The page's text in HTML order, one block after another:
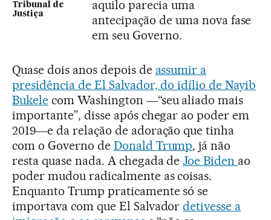
Tribunal de
Justiça
aquilo parecia uma
antecipação de uma nova fase
em seu Governo.
Quase dois anos depois de assumir a
presidência de El Salvador, do idílio de Nayib
Bukelecom Washington ―“seu aliado mais
importante”, disse após chegar ao poder em
2019―e da relação de adoração que tinha
com o Governo de Donald Trump, já não
resta quase nada. A chegada deJoe Biden ao
poder mudou radicalmente as coisas.
Enquanto Trump praticamente só se
importava com que El Salvadordetivesse a